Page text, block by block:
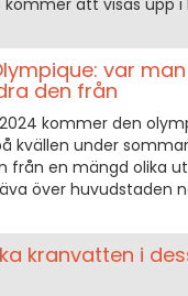
att visas upp
var
den från
kommer den
kvällen under
från en mängd olika
över huvudstaden
kranvatten i